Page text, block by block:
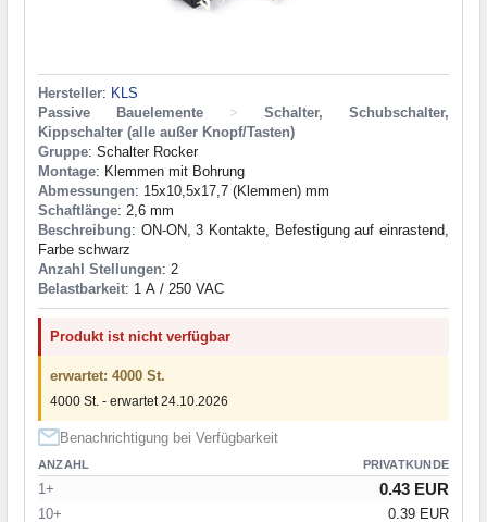
Hersteller: KLS
Passive Bauelemente
>
Schalter, Schubschalter,
Kippschalter (alle außer Knopf/Tasten)
Gruppe: Schalter Rocker
Montage: Klemmen mit Bohrung
Abmessungen: 15x10,5x17,7 (Klemmen) mm
Schaftlänge: 2,6 mm
Beschreibung: ON-ON, 3 Kontakte, Befestigung auf einrastend,
Farbe schwarz
Anzahl Stellungen: 2
Belastbarkeit: 1 А / 250 VAC
Produkt ist nicht verfügbar
erwartet: 4000 St.
4000 St. - erwartet 24.10.2026
Benachrichtigung bei Verfügbarkeit
ANZAHL PRIVATKUNDE
1+ 0.43 EUR
10+
0.39 EUR